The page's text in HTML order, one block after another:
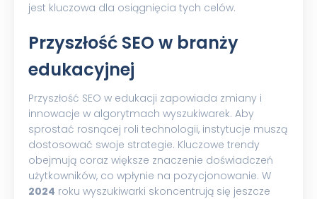
jest kluczowa dla osiągnięcia tych celów.
Przyszłość SEO w branży
edukacyjnej
Przyszłość SEO w edukacji zapowiada zmiany i
innowacje w algorytmach wyszukiwarek. Aby
sprostać rosnącej roli technologii, instytucje muszą
dostosować swoje strategie. Kluczowe trendy
obejmują coraz większe znaczenie doświadczeń
użytkowników, co wpłynie na pozycjonowanie. W
2024 roku wyszukiwarki skoncentrują się jeszcze